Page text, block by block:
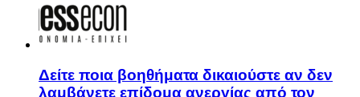
Δείτε ποια βοηθήματα δικαιούστε αν δεν
λαμβάνετε επίδομα ανεργίας από τον